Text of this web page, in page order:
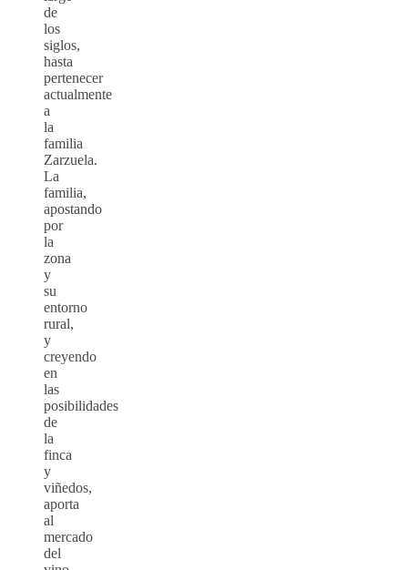
de
los
siglos,
hasta
pertenecer
actualmente
a
la
familia
Zarzuela.
La
familia,
apostando
por
la
zona
y
su
entorno
rural,
y
creyendo
en
las
posibilidades
de
la
finca
y
viñedos,
aporta
al
mercado
del